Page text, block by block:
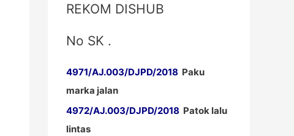
REKOM DISHUB
No SK .
4971/AJ.003/DJPD/2018 Paku
marka jalan
4972/AJ.003/DJPD/2018 Patok lalu
lintas